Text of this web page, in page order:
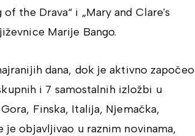
the Drava“ i „Mary and Clare's
Marije Bango.
dana, dok je aktivno započeo
i 7 samostalnih izložbi u
Finska, Italija, Njemačka,
je objavljivao u raznim novinama,